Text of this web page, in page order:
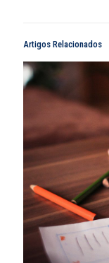
Artigos Relacionados